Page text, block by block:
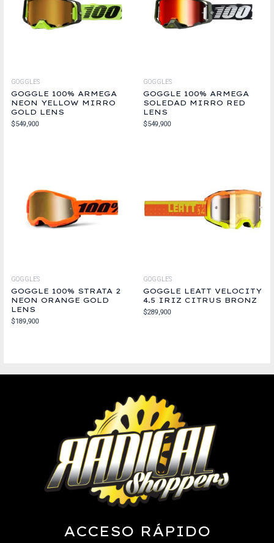
GOGGLES
GOGGLE 100% ARMEGA
NEON YELLOW MIRRO
GOLD LENS
$549,900
GOGGLES
GOGGLE 100% ARMEGA
SOLEDAD MIRRO RED
LENS
$549,900
GOGGLES
GOGGLE 100% STRATA 2
NEON ORANGE GOLD
LENS
$189,900
GOGGLES
GOGGLE LEATT VELOCITY
4.5 IRIZ CITRUS BRONZ
$289,900
ACCESO RÁPIDO